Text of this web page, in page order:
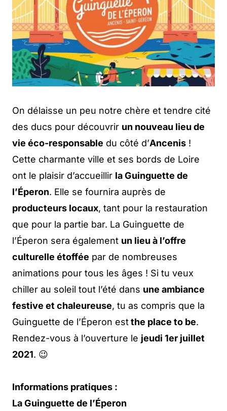
On délaisse un peu notre chère et tendre cité
des ducs pour découvrir un nouveau lieu de
vie éco-responsable du côté d’Ancenis !
Cette charmante ville et ses bords de Loire
ont le plaisir d’accueillir la Guinguette de
l’Éperon. Elle se fournira auprès de
producteurs locaux, tant pour la restauration
que pour la partie bar. La Guinguette de
l’Éperon sera également un lieu à l’offre
culturelle étoffée par de nombreuses
animations pour tous les âges ! Si tu veux
chiller au soleil tout l’été dans une ambiance
festive et chaleureuse, tu as compris que la
Guinguette de l’Éperon estthe place to be.
Rendez-vous à l’ouverture le jeudi 1er juillet
2021. 😉
Informations pratiques :
La Guinguette de l’Éperon